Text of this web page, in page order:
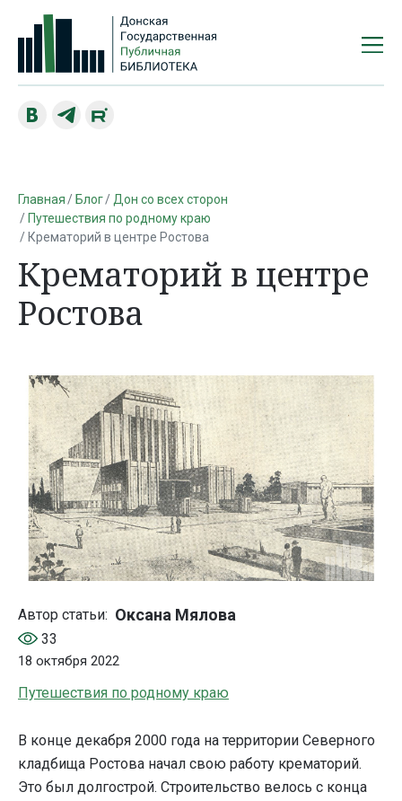
Главная Блог
Дон со всех сторон
Путешествия по родному краю
Крематорий в центре Ростова
Крематорий в центре
Ростова
Автор статьи: Оксана Мялова
33
18 октября 2022
Путешествия по родному краю
В конце декабря 2000 года на территории Северного
кладбища Ростова начал свою работу крематорий.
Это был долгострой. Строительство велось с конца